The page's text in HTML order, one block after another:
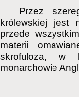
Przez
królewskiej jest
przede
materii
skrofuloza, w
monarchowie